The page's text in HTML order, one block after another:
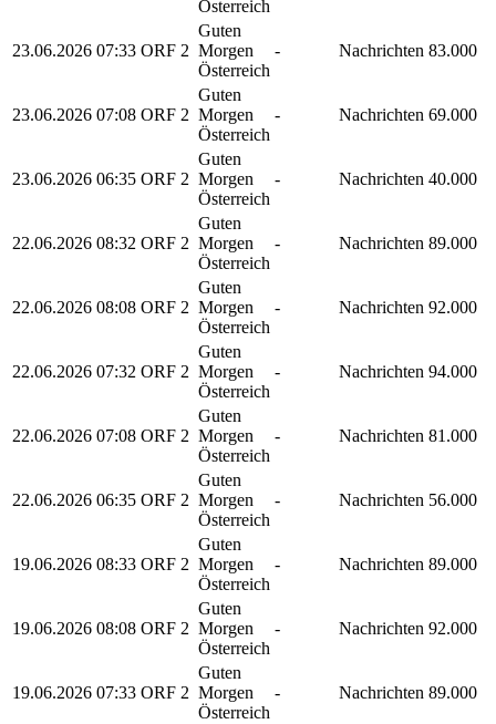
Österreich
23.06.2026 07:33 ORF 2
Guten
Morgen
Österreich
- Nachrichten 83.000
23.06.2026 07:08 ORF 2
Guten
Morgen
Österreich
- Nachrichten 69.000
23.06.2026 06:35 ORF 2
Guten
Morgen
Österreich
- Nachrichten 40.000
22.06.2026 08:32 ORF 2
Guten
Morgen
Österreich
- Nachrichten 89.000
22.06.2026 08:08 ORF 2
Guten
Morgen
Österreich
- Nachrichten 92.000
22.06.2026 07:32 ORF 2
Guten
Morgen
Österreich
- Nachrichten 94.000
22.06.2026 07:08 ORF 2
Guten
Morgen
Österreich
- Nachrichten 81.000
22.06.2026 06:35 ORF 2
Guten
Morgen
Österreich
- Nachrichten 56.000
19.06.2026 08:33 ORF 2
Guten
Morgen
Österreich
- Nachrichten 89.000
19.06.2026 08:08 ORF 2
Guten
Morgen
Österreich
- Nachrichten 92.000
19.06.2026 07:33 ORF 2
Guten
Morgen
Österreich
- Nachrichten 89.000